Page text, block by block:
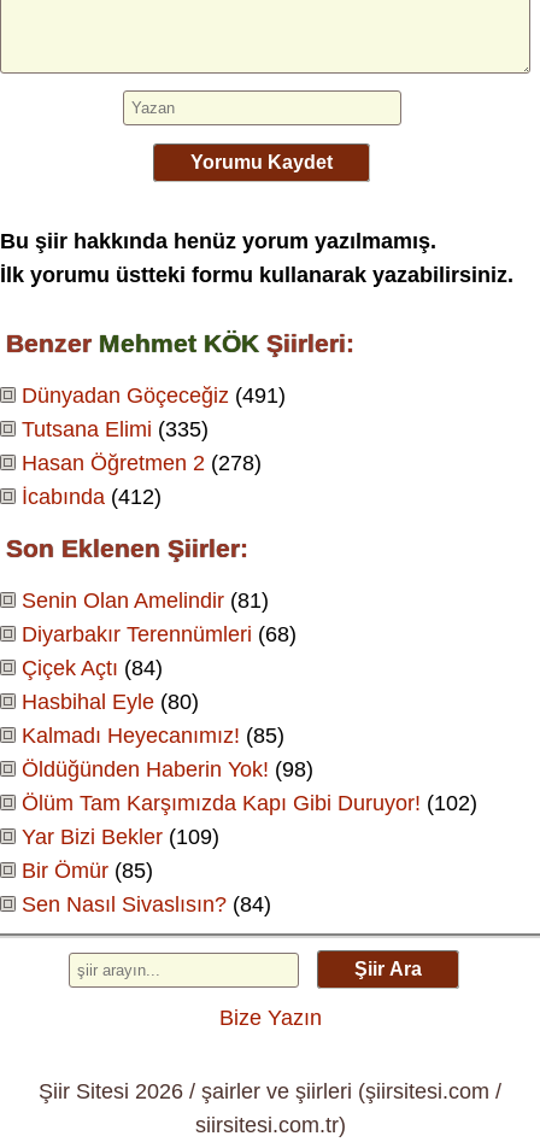
Yorumu Kaydet
Bu şiir hakkında henüz yorum yazılmamış.
İlk yorumu üstteki formu kullanarak yazabilirsiniz.
Benzer Mehmet KÖK Şiirleri:
Dünyadan Göçeceğiz (491)
Tutsana Elimi (335)
Hasan Öğretmen 2 (278)
İcabında (412)
Son Eklenen Şiirler:
Senin Olan Amelindir (81)
Diyarbakır Terennümleri (68)
Çiçek Açtı (84)
Hasbihal Eyle (80)
Kalmadı Heyecanımız! (85)
Öldüğünden Haberin Yok! (98)
Ölüm Tam Karşımızda Kapı Gibi Duruyor! (102)
Yar Bizi Bekler (109)
Bir Ömür (85)
Sen Nasıl Sivaslısın? (84)
Şiir Ara
Bize Yazın
Şiir Sitesi 2026 / şairler ve şiirleri (şiirsitesi.com /
siirsitesi.com.tr)